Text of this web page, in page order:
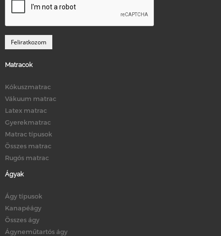
Matracok
Kókuszmatrac
Vákuum matrac
Latex matrac
Gyerekmatrac
Matrac típusok
Összes matrac
Rugós matrac
Ágyak
Ágy típusok
Kanapéágy
Összes ágy
Ágyneműtartós ágy